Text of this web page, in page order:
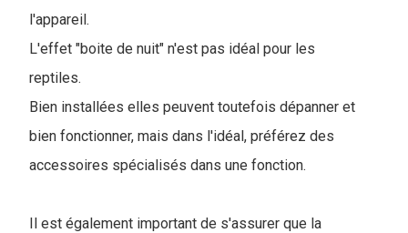
l'appareil.
L'effet "boite de nuit" n'est pas idéal pour les
reptiles.
Bien installées elles peuvent toutefois dépanner et
bien fonctionner, mais dans l'idéal, préférez des
accessoires spécialisés dans une fonction.
Il est également important de s'assurer que la